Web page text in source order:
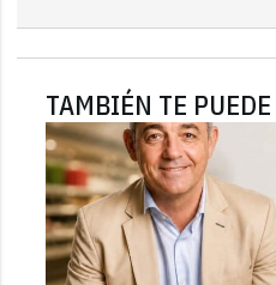
TAMBIÉN TE